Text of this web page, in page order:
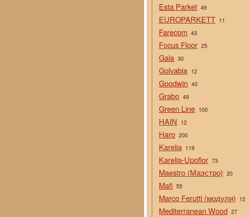
Esta Parket 49
EUROPARKETT 11
Farecom 43
Focus Floor 25
Gala 30
Golvabia 12
Goodwin 40
Grabo 49
Green Line 100
HAIN 12
Haro 200
Karelia 119
Karelia-Upoflor 73
Maestro (Маэстро) 20
Mafi 55
Marco Ferutti (модули) 12
Mediterranean Wood 27